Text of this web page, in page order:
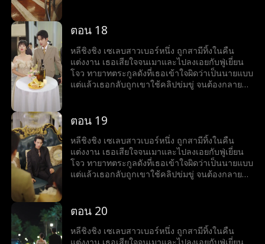
ตอน 18
หลีชิงชิง เซเลบสาวเบอร์หนึ่ง ถูกสามีทิ้งในคืน
แต่งงาน เธอเสียใจจนเมาและไปลงเอยกับฟู่เยี่ยน
โจว ทายาทตระกูลดังที่เธอเข้าใจผิดว่าเป็นนายแบบ
แต่แล้วเธอกลับถูกเขาใช้คลิปข่มขู่ จนต้องกลายมา
ตอน 19
หลีชิงชิง เซเลบสาวเบอร์หนึ่ง ถูกสามีทิ้งในคืน
แต่งงาน เธอเสียใจจนเมาและไปลงเอยกับฟู่เยี่ยน
โจว ทายาทตระกูลดังที่เธอเข้าใจผิดว่าเป็นนายแบบ
แต่แล้วเธอกลับถูกเขาใช้คลิปข่มขู่ จนต้องกลายมา
ตอน 20
หลีชิงชิง เซเลบสาวเบอร์หนึ่ง ถูกสามีทิ้งในคืน